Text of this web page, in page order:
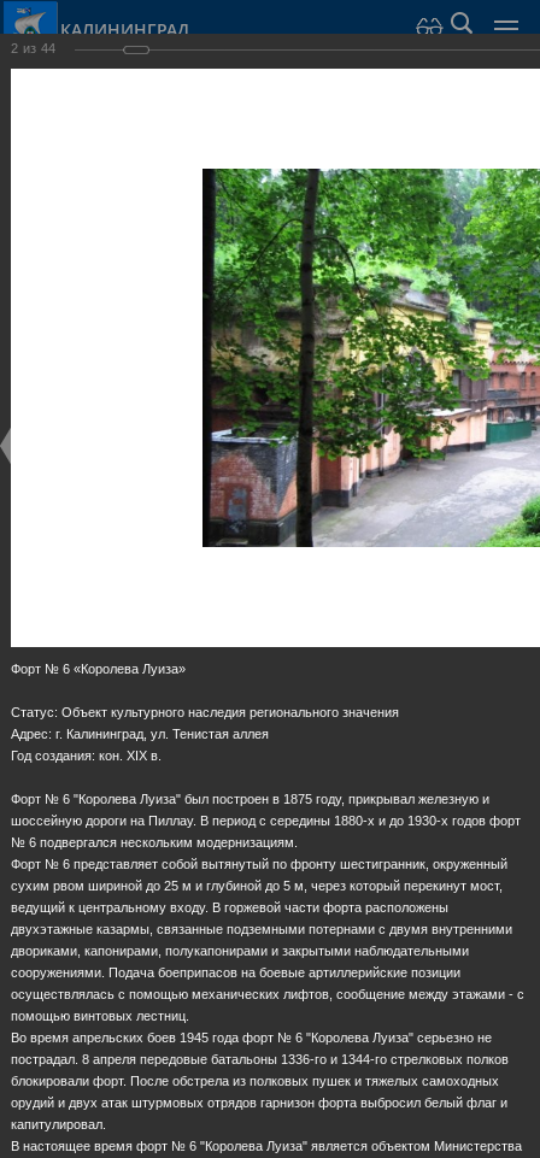
КАЛИНИНГРАД
Оборонительные сооружения и городские ворота
Оборонительные сооружения и городские ворота
2 из 44
Форт № 6 «Королева Луиза»
Статус: Объект культурного наследия регионального значения
Адрес: г. Калининград, ул. Тенистая аллея
Год создания: кон. ХIХ в.
Форт № 6 "Королева Луиза" был построен в 1875 году, прикрывал железную и
шоссейную дороги на Пиллау. В период с середины 1880-х и до 1930-х годов форт
№ 6 подвергался нескольким модернизациям.
Форт № 6 представляет собой вытянутый по фронту шестигранник, окруженный
сухим рвом шириной до 25 м и глубиной до 5 м, через который перекинут мост,
ведущий к центральному входу. В горжевой части форта расположены
двухэтажные казармы, связанные подземными потернами с двумя внутренними
двориками, капонирами, полукапонирами и закрытыми наблюдательными
сооружениями. Подача боеприпасов на боевые артиллерийские позиции
осуществлялась с помощью механических лифтов, сообщение между этажами - с
помощью винтовых лестниц.
Во время апрельских боев 1945 года форт № 6 "Королева Луиза" серьезно не
пострадал. 8 апреля передовые батальоны 1336-го и 1344-го стрелковых полков
блокировали форт. После обстрела из полковых пушек и тяжелых самоходных
орудий и двух атак штурмовых отрядов гарнизон форта выбросил белый флаг и
капитулировал.
В настоящее время форт № 6 "Королева Луиза" является объектом Министерства